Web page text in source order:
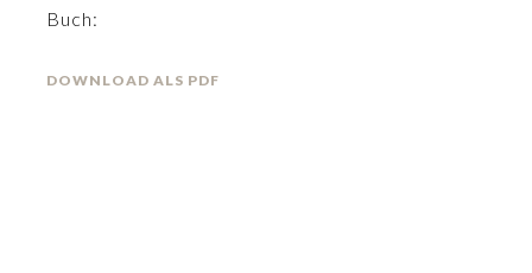
Buch:
DOWNLOAD ALS PDF